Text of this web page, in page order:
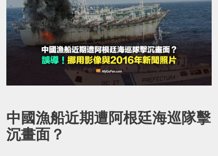
中國漁船近期遭阿根廷海巡隊擊
沉畫面？